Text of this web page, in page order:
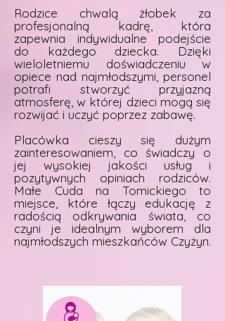
Rodzice chwalą żłobek za
profesjonalną kadrę, która
zapewnia indywidualne podejście
do każdego dziecka. Dzięki
wieloletniemu doświadczeniu w
opiece nad najmłodszymi, personel
potrafi stworzyć przyjazną
atmosferę, w której dzieci mogą się
rozwijać i uczyć poprzez zabawę.
Placówka cieszy się dużym
zainteresowaniem, co świadczy o
jej wysokiej jakości usług i
pozytywnych opiniach rodziców.
Małe Cuda na Tomickiego to
miejsce, które łączy edukację z
radością odkrywania świata, co
czyni je idealnym wyborem dla
najmłodszych mieszkańców Czyżyn.